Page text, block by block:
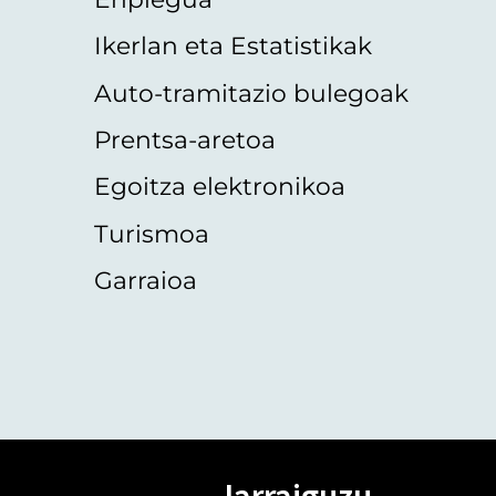
Ikerlan eta Estatistikak
Auto-tramitazio bulegoak
Prentsa-aretoa
Egoitza elektronikoa
Turismoa
Garraioa